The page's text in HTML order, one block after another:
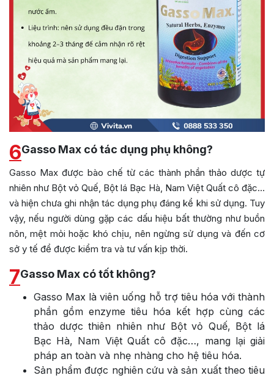
6Gasso Max có tác dụng phụ không?
Gasso Max được bào chế từ các thành phần thảo dược tự
nhiên như Bột vỏ Quế, Bột lá Bạc Hà, Nam Việt Quất cô đặc…
và hiện chưa ghi nhận tác dụng phụ đáng kể khi sử dụng. Tuy
vậy, nếu người dùng gặp các dấu hiệu bất thường như buồn
nôn, mệt mỏi hoặc khó chịu, nên ngừng sử dụng và đến cơ
sở y tế để được kiểm tra và tư vấn kịp thời.
7Gasso Max có tốt không?
Gasso Max là viên uống hỗ trợ tiêu hóa với thành
phần gồm enzyme tiêu hóa kết hợp cùng các
thảo dược thiên nhiên như Bột vỏ Quế, Bột lá
Bạc Hà, Nam Việt Quất cô đặc…, mang lại giải
pháp an toàn và nhẹ nhàng cho hệ tiêu hóa.
Sản phẩm được nghiên cứu và sản xuất theo tiêu